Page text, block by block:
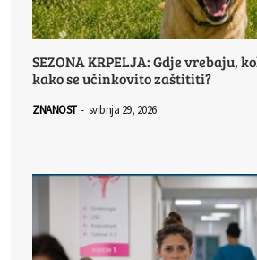
SEZONA KRPELJA: Gdje vrebaju,
kako se učinkovito zaštititi?
ZNANOST - svibnja 29, 2026